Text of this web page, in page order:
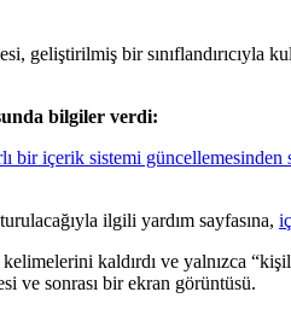
geliştirilmiş bir sınıflandırıcıyla
bilgiler verdi:
bir içerik sistemi güncellemesinden
ilgili yardım sayfasına,
kaldırdı ve yalnızca
ve sonrası bir ekran görüntüsü.